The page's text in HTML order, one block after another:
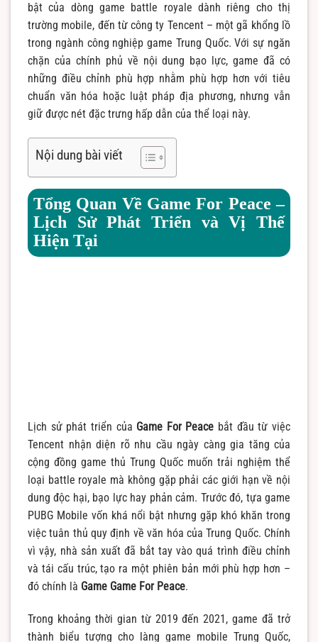
bật của dòng game battle royale dành riêng cho thị
trường mobile, đến từ công ty Tencent – một gã khổng lồ
trong ngành công nghiệp game Trung Quốc. Với sự ngăn
chặn của chính phủ về nội dung bạo lực, game đã có
những điều chỉnh phù hợp nhằm phù hợp hơn với tiêu
chuẩn văn hóa hoặc luật pháp địa phương, nhưng vẫn
giữ được nét đặc trưng hấp dẫn của thể loại này.
Nội dung bài viết
Tổng Quan Về Game For Peace –
Lịch Sử Phát Triển và Vị Thế
Hiện Tại
Lịch sử phát triển của Game For Peace bắt đầu từ việc
Tencent nhận diện rõ nhu cầu ngày càng gia tăng của
cộng đồng game thủ Trung Quốc muốn trải nghiệm thể
loại battle royale mà không gặp phải các giới hạn về nội
dung độc hại, bạo lực hay phản cảm. Trước đó, tựa game
PUBG Mobile vốn khá nổi bật nhưng gặp khó khăn trong
việc tuân thủ quy định về văn hóa của Trung Quốc. Chính
vì vậy, nhà sản xuất đã bắt tay vào quá trình điều chỉnh
và tái cấu trúc, tạo ra một phiên bản mới phù hợp hơn –
đó chính là Game Game For Peace.
Trong khoảng thời gian từ 2019 đến 2021, game đã trở
thành biểu tượng cho làng game mobile Trung Quốc,